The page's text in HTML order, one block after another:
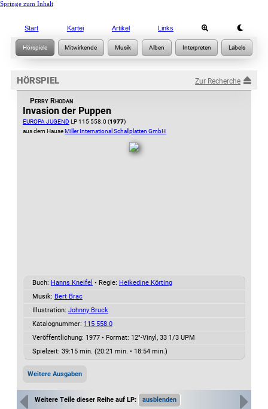
Springe zum Inhalt
Start Kartei Artikel Links
HÖRSPIEL Zur Recherche
Perry Rhodan
Invasion der Puppen
EUROPA JUGEND LP 115 558.0 (1977)
aus dem Hause Miller International Schallplatten GmbH
Buch: Hanns Kneifel • Regie: Heikedine Körting
Musik: Bert Brac
Illustration: Johnny Bruck
Katalognummer: 115 558.0
Veröffentlichung: 1977• Format: 12"-Vinyl, 33 1/3 UPM
Spielzeit: 39:15 min. (20:21 min. • 18:54 min.)
Weitere Ausgaben
Weitere Teile dieser Reihe auf LP: